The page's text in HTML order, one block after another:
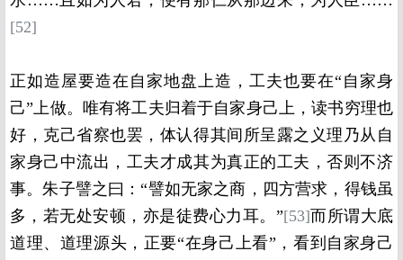
[52]
正如造屋要造在自家地盘上造，工夫也要在“自家身
己”上做。唯有将工夫归着于自家身己上，读书穷理也
好，克己省察也罢，体认得其间所呈露之义理乃从自
家身己中流出，工夫才成其为真正的工夫，否则不济
事。朱子譬之曰：“譬如无家之商，四方营求，得钱虽
多，若无处安顿，亦是徒费心力耳。”[53]而所谓大底
道理、道理源头，正要“在身己上看”，看到自家身己